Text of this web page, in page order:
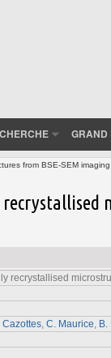
GRAND
from BSE-SEM imaging
recrystallised
Cazottes C. Maurice B.